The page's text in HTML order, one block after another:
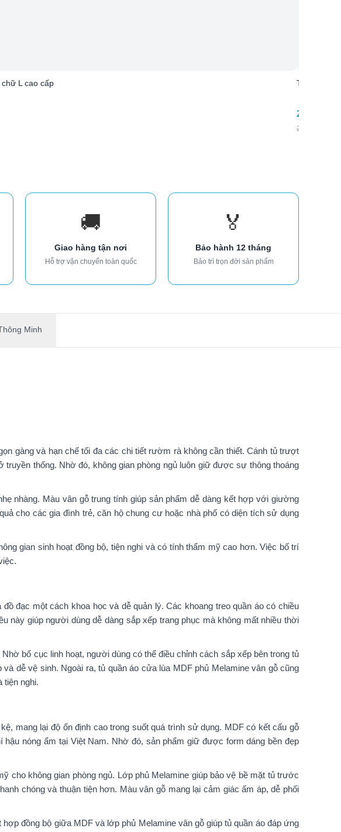
L cao cấp Tủ quần
26.700.000
🚚
Giao hàng tận nơi
Hỗ trợ vận chuyển toàn quốc
🏅
Bảo hành 12 tháng
Bảo trì trọn đời sản phẩm
Minh
gàng và hạn chế tối đa các chi tiết rườm rà không cần thiết. Cánh tủ trượt
thống. Nhờ đó, không gian phòng ngủ luôn giữ được sự thông thoáng
nhàng. Màu vân gỗ trung tính giúp sản phẩm dễ dàng kết hợp với giường
cho các gia đình trẻ, căn hộ chung cư hoặc nhà phố có diện tích sử dụng
gian sinh hoạt đồng bộ, tiện nghi và có tính thẩm mỹ cao hơn. Việc bố trí
đạc một cách khoa học và dễ quản lý. Các khoang treo quần áo có chiều
này giúp người dùng dễ dàng sắp xếp trang phục mà không mất nhiều thời
bố cục linh hoạt, người dùng có thể điều chỉnh cách sắp xếp bên trong tủ
dễ vệ sinh. Ngoài ra, tủ quần áo cửa lùa MDF phủ Melamine vân gỗ cũng
tiện nghi.
mang lại độ ổn định cao trong suốt quá trình sử dụng. MDF có kết cấu gỗ
nóng ẩm tại Việt Nam. Nhờ đó, sản phẩm giữ được form dáng bền đẹp
cho không gian phòng ngủ. Lớp phủ Melamine giúp bảo vệ bề mặt tủ trước
chóng và thuận tiện hơn. Màu vân gỗ mang lại cảm giác ấm áp, dễ phối
đồng bộ giữa MDF và lớp phủ Melamine vân gỗ giúp tủ quần áo đáp ứng